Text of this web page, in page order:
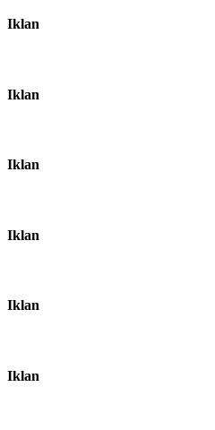
Iklan
Iklan
Iklan
Iklan
Iklan
Iklan